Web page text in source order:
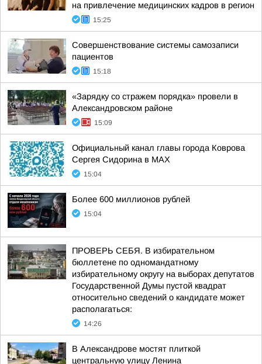
на привлечение медицинских кадров в регион
15:25
Совершенствование системы самозаписи
пациентов
15:18
«Зарядку со стражем порядка» провели в
Александровском районе
15:09
Официальный канал главы города Коврова
Сергея Сидорина в МАХ
15:04
Более 600 миллионов рублей
15:04
ПРОВЕРЬ СЕБЯ. В избирательном
бюллетене по одномандатному
избирательному округу на выборах депутатов
Государственной Думы пустой квадрат
относительно сведений о кандидате может
располагаться:
14:26
В Александрове мостят плиткой
центральную улицу Ленина